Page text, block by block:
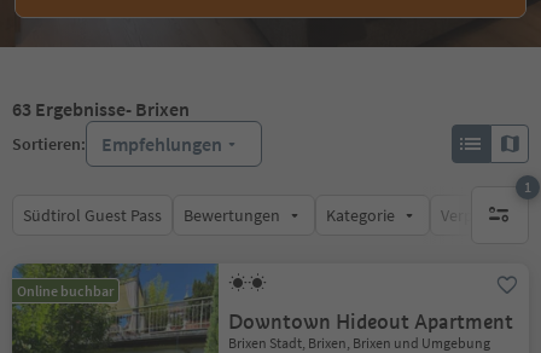
63 Ergebnisse- Brixen
Sortieren: Empfehlungen
Südtirol Guest Pass Bewertungen Kategorie
1
1
Online buchbar
Downtown Hideout Apartment
Brixen Stadt, Brixen, Brixen und Umgebung